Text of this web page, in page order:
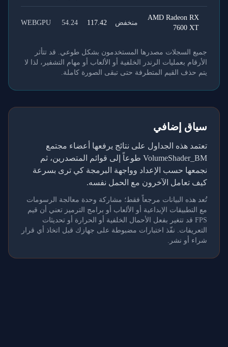
AMD Radeon RX
7600 XT
منخفض 117.42
54.24
WEBGPU
جميع السجلات مصدرها المستخدمون بشكل طوعي. قد تتأثر
الأرقام بعمليات الرندر الخلفية أو الألعاب أو مهام التشفير، لذا لا
يتم حذف القيم المتطرفة حتى تبقى الصورة كاملة.
سياق إضافي
تعتمد هذه الجداول على نتائج يرفعها أعضاء مجتمع
VolumeShader_BM طوعاً إلى قوائم المتصدرين، ثم
نجمعها حسب الإعداد وواجهة البرمجة كي ترى بسرعة
كيف تعامل الآخرون مع الحمل نفسه.
تُعد هذه البيانات مرجعاً فقط؛ مشاركة وحدة معالجة الرسومات
مع التطبيقات الإبداعية أو الألعاب أو برامج الترميز تعني أن قيم
FPS قد تتغير بفعل الأحمال الخلفية أو الحرارة أو تحديثات
التعريفات. نفّذ اختبارات مضبوطة على جهازك قبل اتخاذ أي قرار
شراء أو نشر.